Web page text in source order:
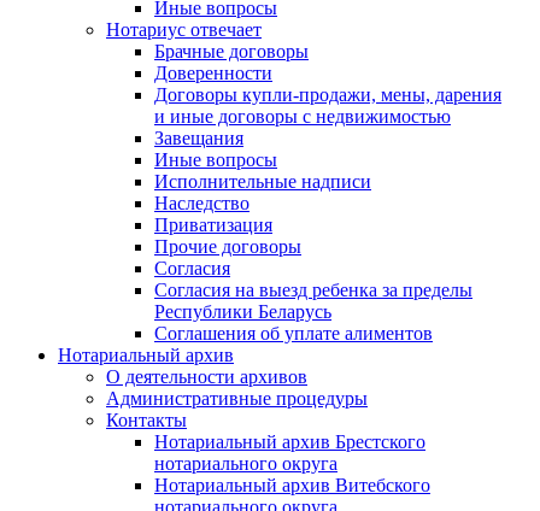
Иные вопросы
Нотариус отвечает
Брачные договоры
Доверенности
Договоры купли-продажи, мены, дарения
и иные договоры с недвижимостью
Завещания
Иные вопросы
Исполнительные надписи
Наследство
Приватизация
Прочие договоры
Согласия
Согласия на выезд ребенка за пределы
Республики Беларусь
Соглашения об уплате алиментов
Нотариальный архив
О деятельности архивов
Административные процедуры
Контакты
Нотариальный архив Брестского
нотариального округа
Нотариальный архив Витебского
нотариального округа